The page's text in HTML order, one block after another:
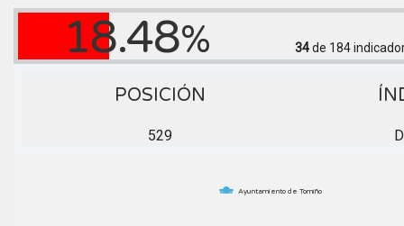
18.48% 34de 184
POSICIÓN
529
Ayuntamiento de Tomiño